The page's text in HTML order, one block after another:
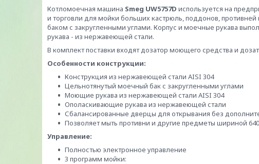
Котломоечная машина Smeg UW5757D используется на
и торговли для мойки больших кастрюль, поддонов,
баком с закругленными углами. Корпус и моечные рукава
рукава - из нержавеющей стали.
В комплект поставки входят дозатор моющего средства и
Особенности конструкции:
Конструкция из нержавеющей стали AISI 304
Цельнотянутый моечный бак с закругленными углами
Моющие рукава из нержавеющей стали AISI 304
Ополаскивающие рукава из нержавеющей стали
Сбалансированные дверцы для открывания без
Позволяет мыть противни и другие предметы шириной
Управление:
Полностью электронное управление
3 программ мойки: